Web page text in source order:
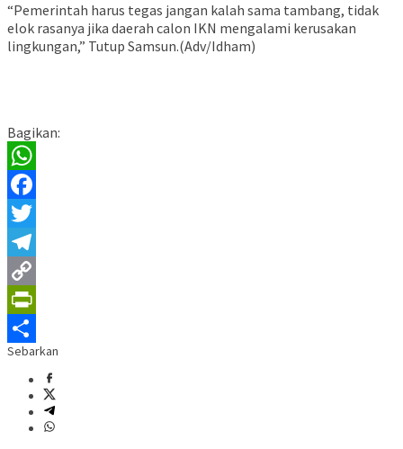
“Pemerintah harus tegas jangan kalah sama tambang, tidak
elok rasanya jika daerah calon IKN mengalami kerusakan
lingkungan,” Tutup Samsun.(Adv/Idham)
Bagikan:
WhatsApp
Facebook
Twitter
Telegram
Copy
Link
PrintFriendly
Share
Sebarkan